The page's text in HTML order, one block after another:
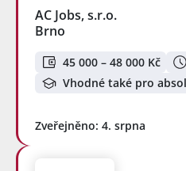
AC Jobs, s.r.o.
Brno
45 000 – 48 000 Kč
Vhodné také pro
Zveřejněno: 4. srpna